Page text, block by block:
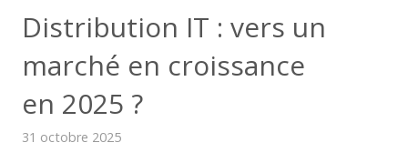
Distribution IT : vers un
marché en croissance
en 2025 ?
31 octobre 2025